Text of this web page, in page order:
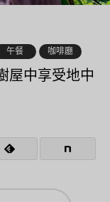
午餐 咖啡廳
屋中享受地中